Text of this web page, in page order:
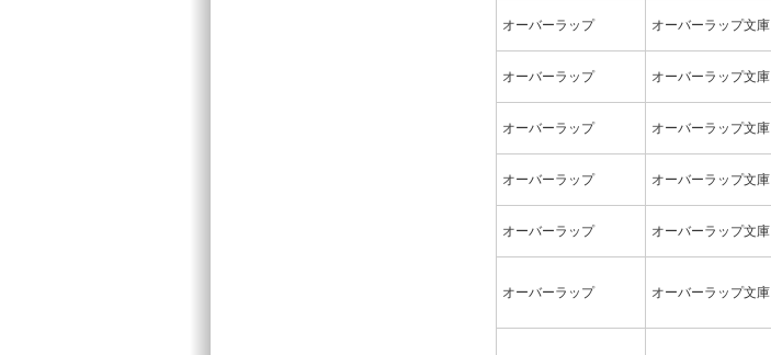
オーバーラップ オーバーラップ文庫
オーバーラップ オーバーラップ文庫
オーバーラップ オーバーラップ文庫
オーバーラップ オーバーラップ文庫
オーバーラップ オーバーラップ文庫
オーバーラップ オーバーラップ文庫